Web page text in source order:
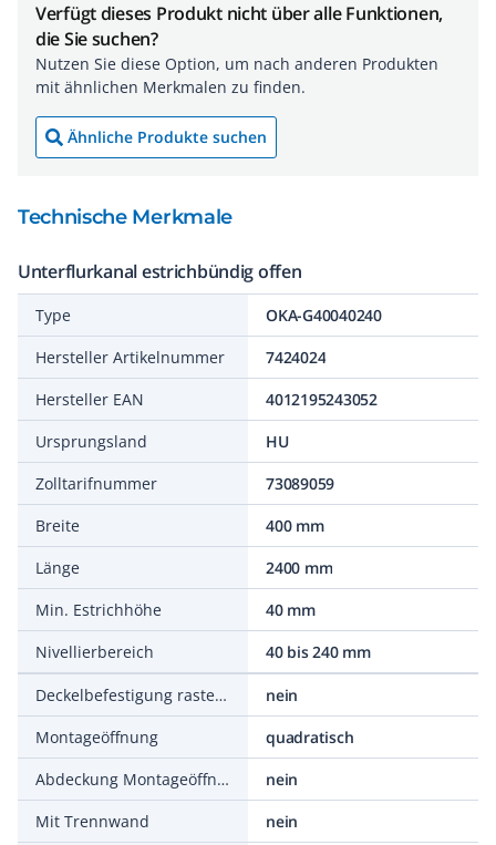
Verfügt dieses Produkt nicht über alle Funktionen,
die Sie suchen?
Nutzen Sie diese Option, um nach anderen Produkten
mit ähnlichen Merkmalen zu finden.
Ähnliche Produkte suchen
Technische Merkmale
Unterflurkanal estrichbündig offen
Type
OKA-G40040240
Hersteller Artikelnummer
7424024
Hersteller EAN
4012195243052
Ursprungsland
HU
Zolltarifnummer
73089059
Breite
400 mm
Länge
2400 mm
Min. Estrichhöhe
40 mm
Nivellierbereich
40 bis 240 mm
Deckelbefestigung rastend
nein
Montageöffnung
quadratisch
Abdeckung Montageöffnung
nein
Mit Trennwand
nein